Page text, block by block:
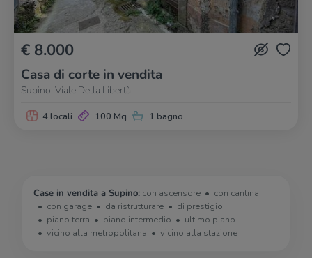
€ 8.000
Casa di corte in vendita
Supino, Viale Della Libertà
4 locali 100 Mq 1 bagno
Case in vendita a Supino: con ascensore
con cantina
con garage
da ristrutturare
di prestigio
piano terra
piano intermedio
ultimo piano
vicino alla metropolitana
vicino alla stazione